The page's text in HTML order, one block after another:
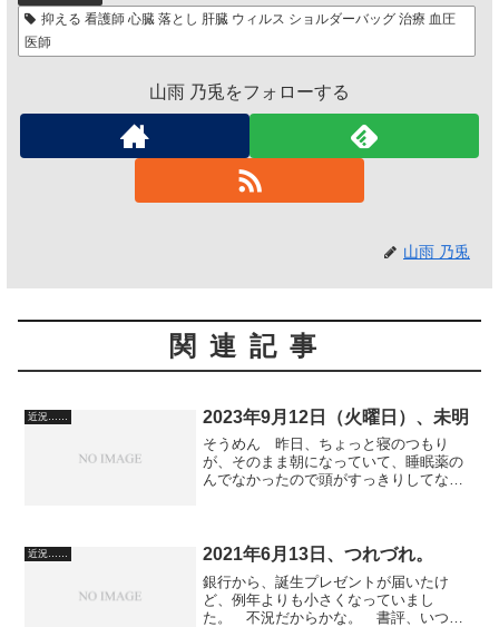
抑える 看護師 心臓 落とし 肝臓 ウィルス ショルダーバッグ 治療 血圧
医師
山雨 乃兎をフォローする
山雨 乃兎
関連記事
近況…… 2023年9月12日（火曜日）、未明
そうめん 昨日、ちょっと寝のつもり
が、そのまま朝になっていて、睡眠薬の
んでなかったので頭がすっきりしてない
ならないんです。 まったく眠剤...
近況…… 2021年6月13日、つれづれ。
銀行から、誕生プレゼントが届いたけ
ど、例年よりも小さくなっていまし
た。 不況だからかな。 書評、いつ挙